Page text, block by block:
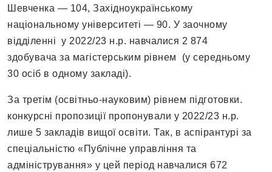
Шевченка — 104, Західноукраїнському
національному університеті — 90. У заочному
відділенні у 2022/23 н.р. навчалися 2 874
здобувача за магістерським рівнем (у середньому
30 осіб в одному закладі).
За третім (освітньо-науковим) рівнем підготовки.
конкурсні пропозиції пропонували у 2022/23 н.р.
лише 5 закладів вищої освіти. Так, в аспірантурі за
спеціальністю «Публічне управління та
адміністрування» у цей період навчалися 672